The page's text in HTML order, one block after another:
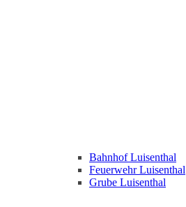
Bahnhof Luisenthal
Feuerwehr Luisenthal
Grube Luisenthal